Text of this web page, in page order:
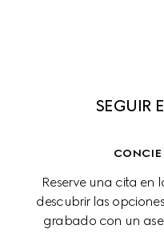
SEGUIR
Reserve una cita en
descubrir las
grabado con un